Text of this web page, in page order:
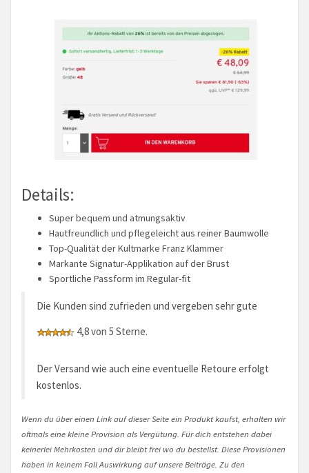
Details:
Super bequem und atmungsaktiv
Hautfreundlich und pflegeleicht aus reiner Baumwolle
Top-Qualität der Kultmarke Franz Klammer
Markante Signatur-Applikation auf der Brust
Sportliche Passform im Regular-fit
Die Kunden sind zufrieden und vergeben sehr gute
4,8 von 5 Sterne.
Der Versand wie auch eine eventuelle Retoure erfolgt
kostenlos.
Wenn du über einen Link auf dieser Seite ein Produkt kaufst, erhalten wir
oftmals eine kleine Provision als Vergütung. Für dich entstehen dabei
keinerlei Mehrkosten und dir bleibt frei wo du bestellst. Diese Provisionen
haben in keinem Fall Auswirkung auf unsere Beiträge. Zu den